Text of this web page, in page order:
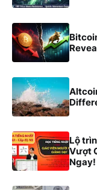
Lộ
Vượt
Ngay!